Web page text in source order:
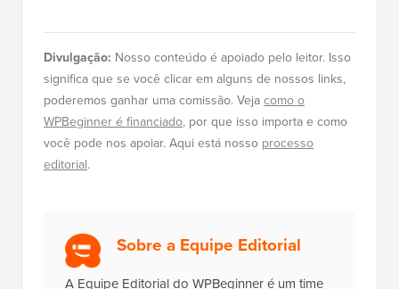
Divulgação: Nosso conteúdo é apoiado pelo leitor. Isso
significa que se você clicar em alguns de nossos links,
poderemos ganhar uma comissão. Vejacomo o
WPBeginner é financiado, por que isso importa e como
você pode nos apoiar. Aqui está nosso processo
editorial.
Sobre a Equipe Editorial
A Equipe Editorial do WPBeginner é um time